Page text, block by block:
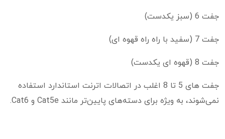
جفت 6 (سبز یکدست)
جفت 7 (سفید با راه راه قهوه ای)
جفت 8 (قهوه ای یکدست)
جفت های 5 تا 8 اغلب در اتصالات اترنت استاندارد استفاده
نمی‌شوند، به ویژه برای دسته‌های پایین‌تر مانند Cat5e و Cat6.